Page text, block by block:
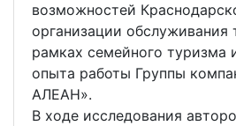
возможностей
организации обслуживания
рамках семейного туризма
опыта работы Группы
АЛЕАН».
В ходе исследования